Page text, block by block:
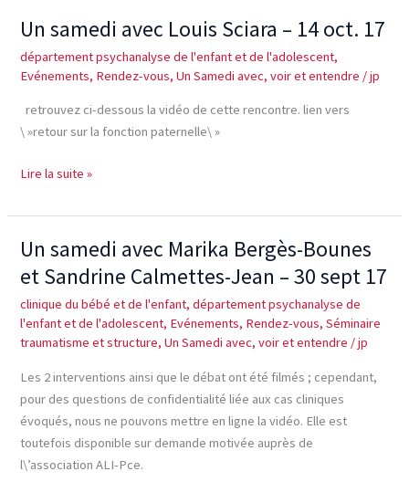
Un samedi avec Louis Sciara – 14 oct. 17
département psychanalyse de l'enfant et de l'adolescent,
Evénements, Rendez-vous,Un Samedi avec,voir et entendre /jp
retrouvez ci-dessous la vidéo de cette rencontre. lien vers
\ »retour sur la fonction paternelle\ »
Un
samedi
avec
Sciara
–
oct.
Lire la suite »
Un samedi avec Marika Bergès-Bounes
et Sandrine Calmettes-Jean – 30 sept 17
clinique du bébé et de l'enfant,département psychanalyse de
l'enfant et de l'adolescent, Evénements, Rendez-vous,Séminaire
traumatisme et structure,Un Samedi avec,voir et entendre /jp
Les 2 interventions ainsi que le débat ont été filmés ; cependant,
pour des questions de confidentialité liée aux cas cliniques
évoqués, nous ne pouvons mettre en ligne la vidéo. Elle est
toutefois disponible sur demande motivée auprès de
l\’association ALI-Pce.
Un
samedi
Marika
et
Sandrine
Calmettes-
Jean
–